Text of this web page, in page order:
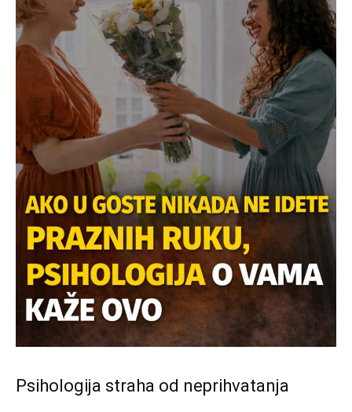
Psihologija straha od neprihvatanja